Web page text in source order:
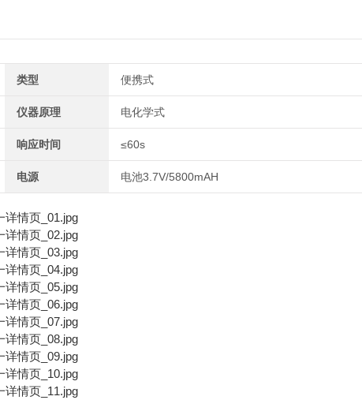
类型 便携式
仪器原理 电化学式
响应时间 ≤60s
电源 电池3.7V/5800mAH